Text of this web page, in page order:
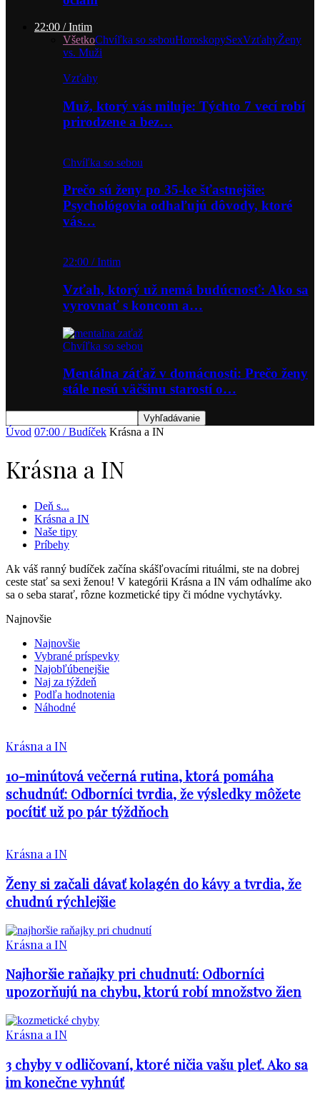
22:00 / Intim
VšetkoChvíľka so sebouHoroskopySexVzťahyŽeny
vs. Muži
Vzťahy
Muž, ktorý vás miluje: Týchto 7 vecí robí
prirodzene a bez…
Chvíľka so sebou
Prečo sú ženy po 35-ke šťastnejšie:
Psychológovia odhaľujú dôvody, ktoré
vás…
22:00 / Intim
Vzťah, ktorý už nemá budúcnosť: Ako sa
vyrovnať s koncom a…
Chvíľka so sebou
Mentálna záťaž v domácnosti: Prečo ženy
stále nesú väčšinu starostí o…
Úvod 07:00 / Budíček Krásna a IN
Krásna a IN
Deň s...
Krásna a IN
Naše tipy
Príbehy
Ak váš ranný budíček začína skášľovacími rituálmi, ste na dobrej
ceste stať sa sexi ženou! V kategórii Krásna a IN vám odhalíme ako
sa o seba starať, rôzne kozmetické tipy či módne vychytávky.
Najnovšie
Najnovšie
Vybrané príspevky
Najobľúbenejšie
Naj za týždeň
Podľa hodnotenia
Náhodné
Krásna a IN
10-minútová večerná rutina, ktorá pomáha
schudnúť: Odborníci tvrdia, že výsledky môžete
pocítiť už po pár týždňoch
Krásna a IN
Ženy si začali dávať kolagén do kávy a tvrdia, že
chudnú rýchlejšie
Krásna a IN
Najhoršie raňajky pri chudnutí: Odborníci
upozorňujú na chybu, ktorú robí množstvo žien
Krásna a IN
3 chyby v odličovaní, ktoré ničia vašu pleť. Ako sa
im konečne vyhnúť